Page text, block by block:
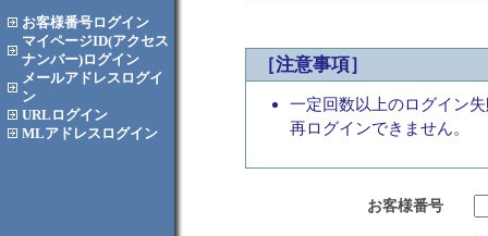
お客様番号ログイン
マイページID(アクセス
ナンバー)ログイン
メールアドレス ログイ
ン
URL ログイン
MLアドレス ログイン
［注意事項］
一定回数以上のログイン
再ログインできません。
お客様番号